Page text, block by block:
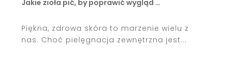
Jakie zioła pić, by poprawić wygląd …
Piękna, zdrowa skóra to marzenie wielu z
nas. Choć pielęgnacja zewnętrzna jest...